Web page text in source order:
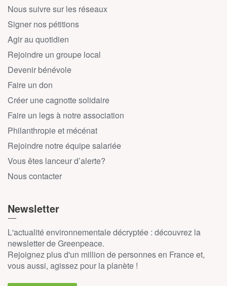
Nous suivre sur les réseaux
Signer nos pétitions
Agir au quotidien
Rejoindre un groupe local
Devenir bénévole
Faire un don
Créer une cagnotte solidaire
Faire un legs à notre association
Philanthropie et mécénat
Rejoindre notre équipe salariée
Vous êtes lanceur d’alerte?
Nous contacter
Newsletter
L'actualité environnementale décryptée : découvrez la
newsletter de Greenpeace.
Rejoignez plus d'un million de personnes en France et,
vous aussi, agissez pour la planète !